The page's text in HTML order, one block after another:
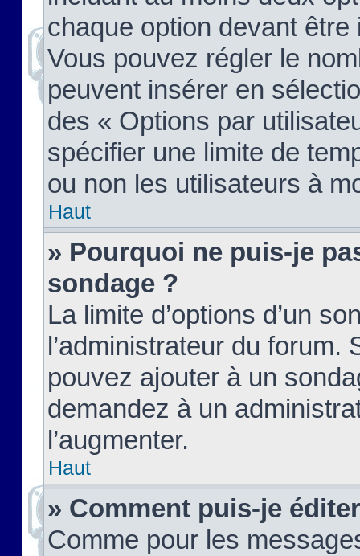
chaque option devant
Vous pouvez régler le
peuvent insérer en
des « Options par
spécifier une limite de
ou non les utilisateurs à
Haut
» Pourquoi ne puis-je
sondage ?
La limite d’options d’un
l’administrateur du forum.
pouvez ajouter à un
demandez à un
l’augmenter.
Haut
» Comment puis-je
Comme pour les